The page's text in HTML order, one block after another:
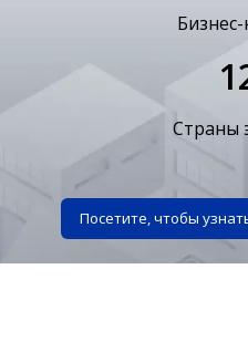
Страны
Посетите, чтобы